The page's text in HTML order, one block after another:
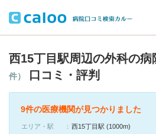
西15丁目駅周辺の外科の病
件）
口コミ・評判
9件の医療機関が見つかりました
エリア・駅
西15丁目駅 (1000m)